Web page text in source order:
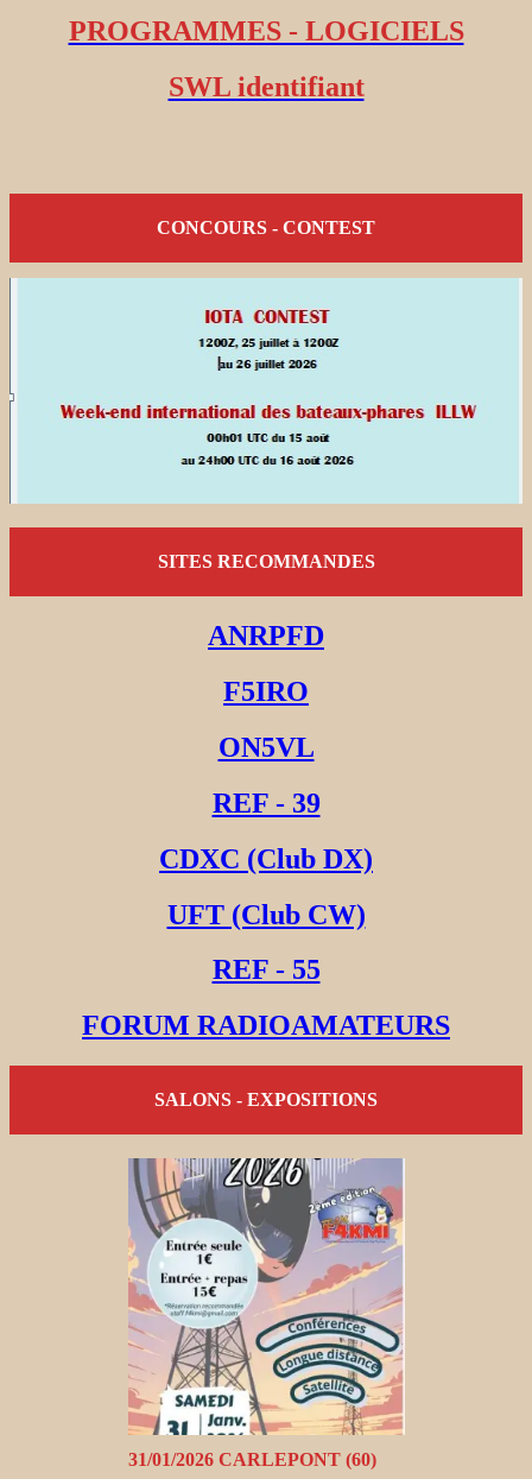
PROGRAMMES - LOGICIELS
SWL identifiant
CONCOURS - CONTEST
SITES RECOMMANDES
ANRPFD
F5IRO
ON5VL
REF - 39
CDXC (Club DX)
UFT (Club CW)
REF - 55
FORUM RADIOAMATEURS
SALONS - EXPOSITIONS
31/01/2026 CARLEPONT (60)